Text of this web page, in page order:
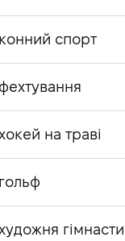
конний спорт
фехтування
на траві
гольф